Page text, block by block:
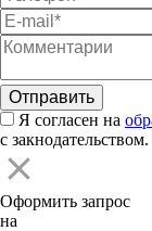
Я согласен на
с закнодательством.
Оформить запрос
на